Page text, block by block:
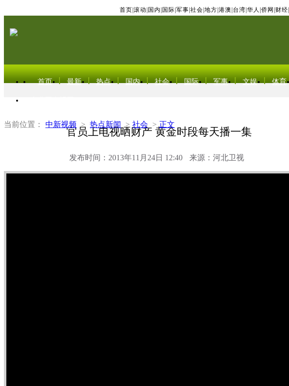
首页 滚动 国内 国际 军事 社会 地方 港澳 台湾 华人 侨网 财经
首页 最新 热点 国内 社会 国际 军事 文娱 体育
当前位置： 中新视频 > 热点新闻 > 社会 > 正文
官员上电视晒财产 黄金时段每天播一集
发布时间：2013年11月24日 12:40 来源：河北卫视